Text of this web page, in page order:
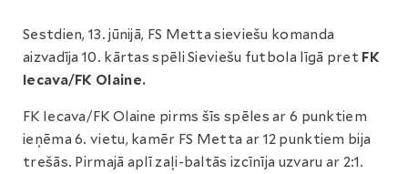
Sestdien, 13. jūnijā, FS Metta sieviešu komanda
aizvadīja 10. kārtas spēli Sieviešu futbola līgā pret FK
Iecava/FK Olaine.
FK Iecava/FK Olaine pirms šīs spēles ar 6 punktiem
ieņēma 6. vietu, kamēr FS Metta ar 12 punktiem bija
trešās. Pirmajā aplī zaļi-baltās izcīnīja uzvaru ar 2:1.